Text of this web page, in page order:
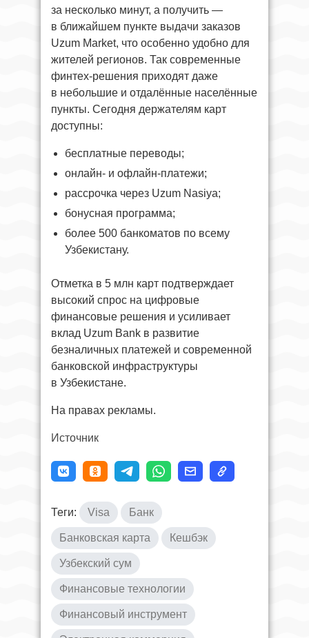
за несколько минут, а получить —
в ближайшем пункте выдачи заказов
Uzum Market, что особенно удобно для
жителей регионов. Так современные
финтех-решения приходят даже
в небольшие и отдалённые населённые
пункты. Сегодня держателям карт
доступны:
бесплатные переводы;
онлайн- и офлайн-платежи;
рассрочка через Uzum Nasiya;
бонусная программа;
более 500 банкоматов по всему
Узбекистану.
Отметка в 5 млн карт подтверждает
высокий спрос на цифровые
финансовые решения и усиливает
вклад Uzum Bank в развитие
безналичных платежей и современной
банковской инфраструктуры
в Узбекистане.
На правах рекламы.
Источник
Теги: Visa Банк
Банковская карта Кешбэк
Узбекский сум
Финансовые технологии
Финансовый инструмент